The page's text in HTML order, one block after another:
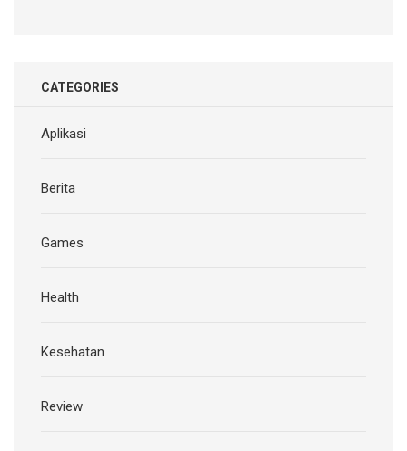
CATEGORIES
Aplikasi
Berita
Games
Health
Kesehatan
Review